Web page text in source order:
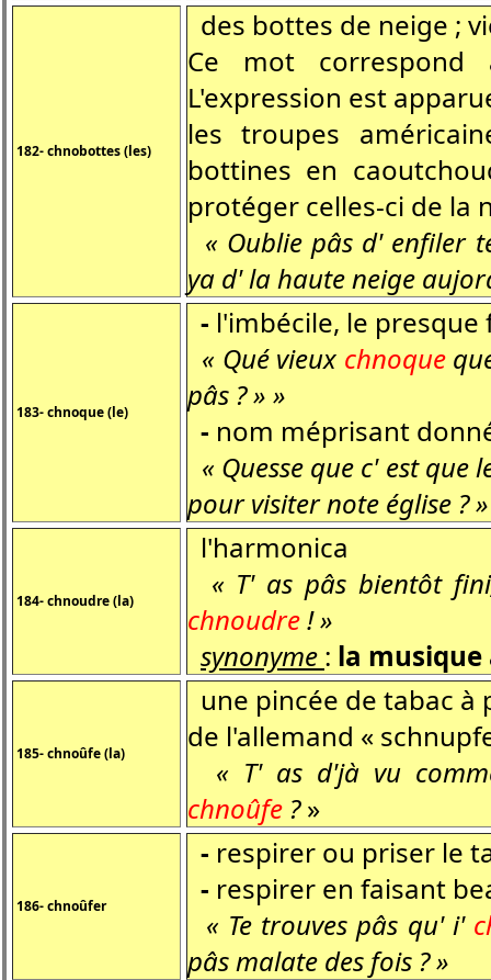
182- chnobottes (les)
des bottes de neige ;
Ce mot
L'expression est
les troupes
bottines en
protéger celles-ci de la
« Oublie pâs d' enfiler
ya d' la haute neige
183- chnoque (le)
- l'imbécile, le presque
« Qué vieux chnoque
pâs ? » »
- nom méprisant
« Quesse que c' est que
pour visiter note église ? »
184- chnoudre (la)
l'harmonica
« T' as pâs bientôt
chnoudre! »
synonyme : la musique
185- chnoûfe (la)
une pincée de tabac à
de l'allemand «
« T' as d'jà vu
chnoûfe ?»
186- chnoûfer
- respirer ou priser le
- respirer en faisant
« Te trouves pâs qu' i'
pâs malate des fois ? »